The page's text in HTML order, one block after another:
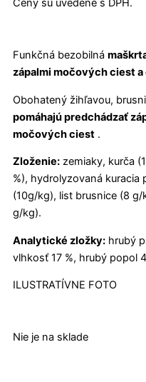
Ceny sú uvedené s DPH.
Funkčná bezobilná
zápalmi močových ciest
Obohatený žihľavou,
pomáhajú predchádzať
močových ciest .
Zloženie: zemiaky, kurča
%), hydrolyzovaná kuracia
(10g/kg), list brusnice (8
g/kg).
Analytické zložky: hrubý
vlhkosť 17 %, hrubý popol
ILUSTRATÍVNE FOTO
Nie je na sklade